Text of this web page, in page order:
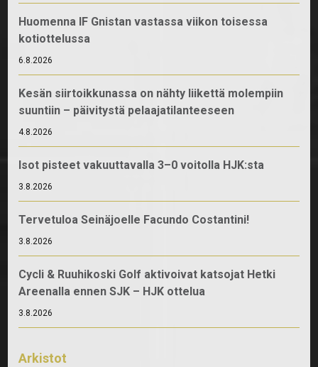
Huomenna IF Gnistan vastassa viikon toisessa
kotiottelussa
6.8.2026
Kesän siirtoikkunassa on nähty liikettä molempiin
suuntiin – päivitystä pelaajatilanteeseen
4.8.2026
Isot pisteet vakuuttavalla 3–0 voitolla HJK:sta
3.8.2026
Tervetuloa Seinäjoelle Facundo Costantini!
3.8.2026
Cycli & Ruuhikoski Golf aktivoivat katsojat Hetki
Areenalla ennen SJK – HJK ottelua
3.8.2026
Arkistot